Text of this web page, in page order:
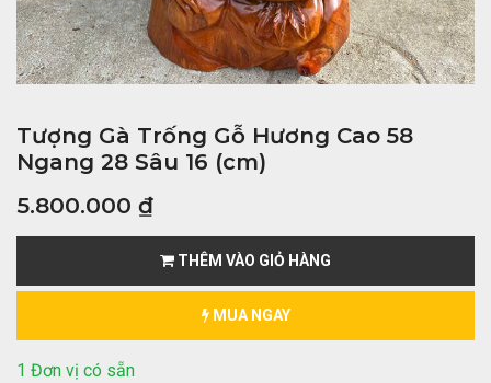
Tượng Gà Trống Gỗ Hương Cao 58
Ngang 28 Sâu 16 (cm)
5.800.000 ₫
THÊM VÀO GIỎ HÀNG
MUA NGAY
1 Đơn vị có sẵn